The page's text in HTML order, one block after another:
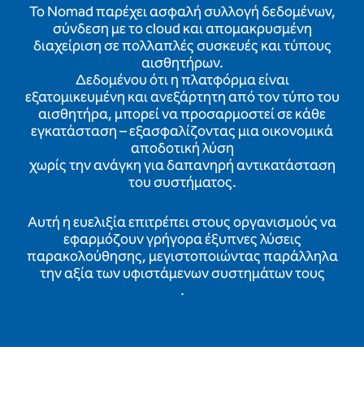
Το Nomad παρέχει ασφαλή συλλογή δεδομένων,
σύνδεση με το cloud και απομακρυσμένη
διαχείριση σε πολλαπλές συσκευές και τύπους
αισθητήρων.
Δεδομένου ότι η πλατφόρμα είναι
εξατομικευμένη και ανεξάρτητη από τον τύπο του
αισθητήρα, μπορεί να προσαρμοστεί σε κάθε
εγκατάσταση – εξασφαλίζοντας μια οικονομικά
αποδοτική λύση
χωρίς την ανάγκη για δαπανηρή αντικατάσταση
του συστήματος.
Αυτή η ευελιξία επιτρέπει στους οργανισμούς να
εφαρμόζουν γρήγορα έξυπνες λύσεις
παρακολούθησης, μεγιστοποιώντας παράλληλα
την αξία των υφιστάμενων συστημάτων τους
.